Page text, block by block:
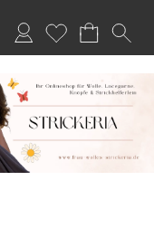
Anmelden
Merkliste